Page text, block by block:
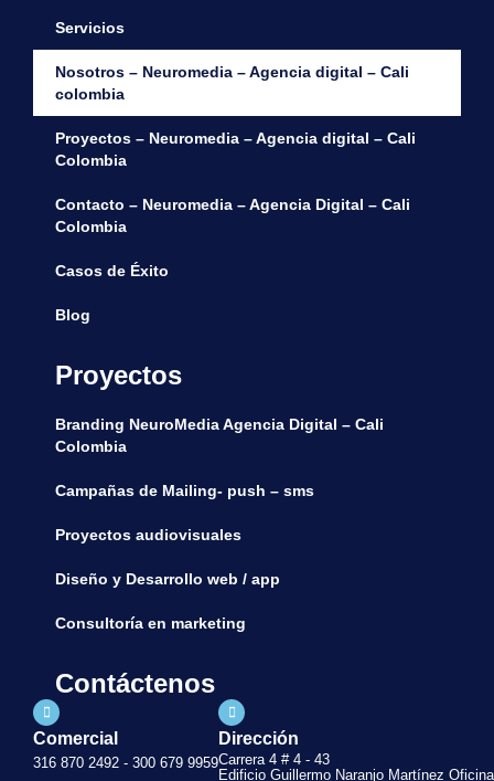
Servicios
Nosotros – Neuromedia – Agencia digital – Cali
colombia
Proyectos – Neuromedia – Agencia digital – Cali
Colombia
Contacto – Neuromedia – Agencia Digital – Cali
Colombia
Casos de Éxito
Blog
Proyectos
Branding NeuroMedia Agencia Digital – Cali
Colombia
Campañas de Mailing- push – sms
Proyectos audiovisuales
Diseño y Desarrollo web / app
Consultoría en marketing
Contáctenos
Comercial
316 870 2492 - 300 679 9959
Dirección
Carrera 4 # 4 - 43
Edificio Guillermo Naranjo Martínez